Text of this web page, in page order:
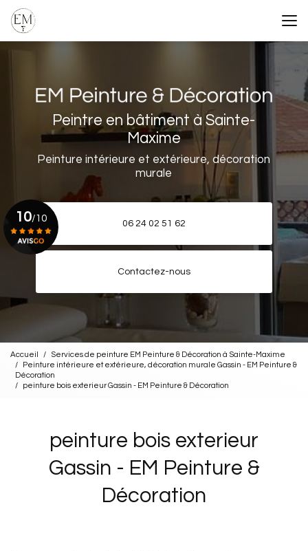
au
contenu
Peintre en bâtiment à Sainte-
Maxime
Peinture intérieure et extérieure, décoration
murale
06 24 02 51 62
Contactez-nous
10/10
Accueil
Services de peinture EM Peinture & Décoration à Sainte-Maxime
Peinture intérieure et extérieure, décoration murale Gassin - EM Peinture &
Décoration
peinture bois exterieur Gassin - EM Peinture & Décoration
peinture bois exterieur
Gassin - EM Peinture &
Décoration